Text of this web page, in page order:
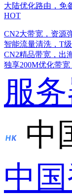
大陆优化路由，免
HOT
CN2大带宽，资源
智能流量清洗，T
CN2精品带宽，出
独享200M优化带
服
中
中